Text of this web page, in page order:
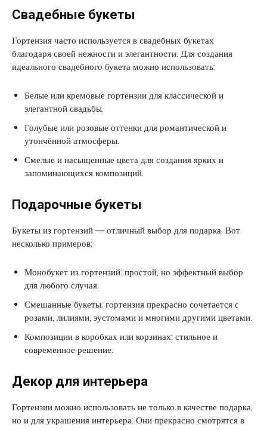
Свадебные букеты
Гортензия часто используется в свадебных букетах
благодаря своей нежности и элегантности. Для создания
идеального свадебного букета можно использовать:
Белые или кремовые гортензии для классической и
элегантной свадьбы.
Голубые или розовые оттенки для романтической и
утончённой атмосферы.
Смелые и насыщенные цвета для создания ярких и
запоминающихся композиций.
Подарочные букеты
Букеты из гортензий — отличный выбор для подарка. Вот
несколько примеров:
Монобукет из гортензий: простой, но эффектный выбор
для любого случая.
Смешанные букеты: гортензия прекрасно сочетается с
розами, лилиями, эустомами и многими другими цветами.
Композиции в коробках или корзинах: стильное и
современное решение.
Декор для интерьера
Гортензии можно использовать не только в качестве подарка,
но и для украшения интерьера. Они прекрасно смотрятся в